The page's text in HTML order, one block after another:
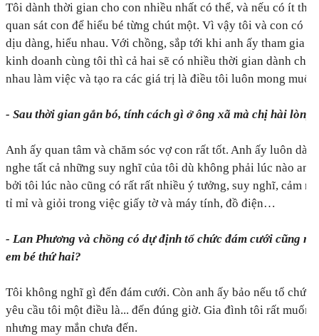
Tôi dành thời gian cho con nhiều nhất có thể, và nếu có ít
quan sát con để hiểu bé từng chút một. Vì vậy tôi và con có
dịu dàng, hiểu nhau. Với chồng, sắp tới khi anh ấy tham gia
kinh doanh cùng tôi thì cả hai sẽ có nhiều thời gian dành cho
nhau làm việc và tạo ra các giá trị là điều tôi luôn mong muốn.
- Sau thời gian gắn bó, tính cách gì ở ông xã mà chị hài lòng
Anh ấy quan tâm và chăm sóc vợ con rất tốt. Anh ấy luôn
nghe tất cả những suy nghĩ của tôi dù không phải lúc nào
bởi tôi lúc nào cũng có rất rất nhiều ý tưởng, suy nghĩ, cảm
tỉ mỉ và giỏi trong việc giấy tờ và máy tính, đồ điện…
- Lan Phương và chồng có dự định tổ chức đám cưới cũng
em bé thứ hai?
Tôi không nghĩ gì đến đám cưới. Còn anh ấy bảo nếu tổ chức
yêu cầu tôi một điều là... đến đúng giờ. Gia đình tôi rất muốn
nhưng may mắn chưa đến.